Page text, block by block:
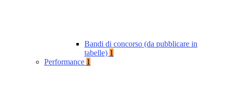
Bandi di concorso (da pubblicare in
tabelle) 1
Performance 1